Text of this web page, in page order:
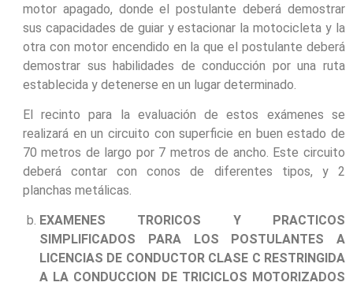
motor apagado, donde el postulante deberá demostrar
sus capacidades de guiar y estacionar la motocicleta y la
otra con motor encendido en la que el postulante deberá
demostrar sus habilidades de conducción por una ruta
establecida y detenerse en un lugar determinado.
El recinto para la evaluación de estos exámenes se
realizará en un circuito con superficie en buen estado de
70 metros de largo por 7 metros de ancho. Este circuito
deberá contar con conos de diferentes tipos, y 2
planchas metálicas.
EXAMENES TRORICOS Y PRACTICOS
SIMPLIFICADOS PARA LOS POSTULANTES A
LICENCIAS DE CONDUCTOR CLASE C RESTRINGIDA
A LA CONDUCCION DE TRICICLOS MOTORIZADOS